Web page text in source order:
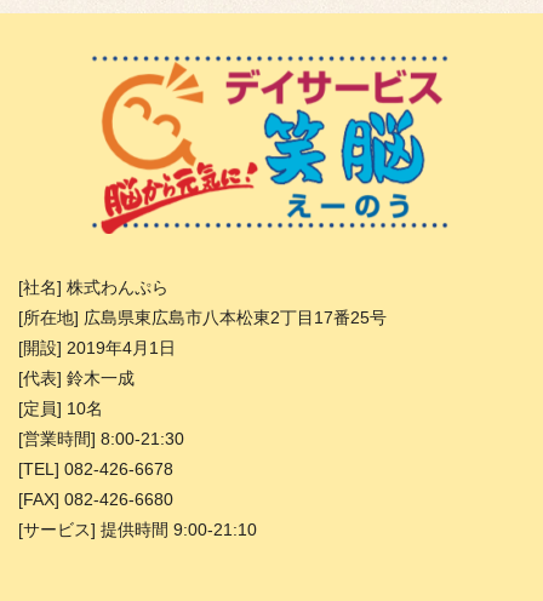
[社名] 株式わんぷら
[所在地] 広島県東広島市八本松東2丁目17番25号
[開設] 2019年4月1日
[代表] 鈴木一成
[定員] 10名
[営業時間] 8:00-21:30
[TEL] 082-426-6678
[FAX] 082-426-6680
[サービス] 提供時間 9:00-21:10